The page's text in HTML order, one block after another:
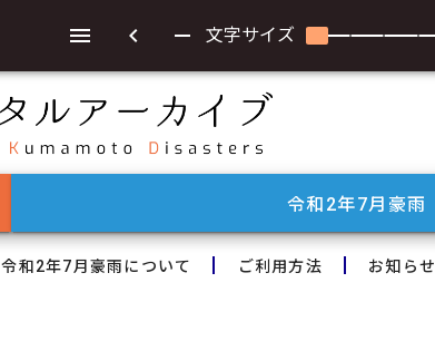
chevron_left remove 文字サイズ
令和2年7月豪雨
令和2年7月豪雨について ご利用方法 お知らせ